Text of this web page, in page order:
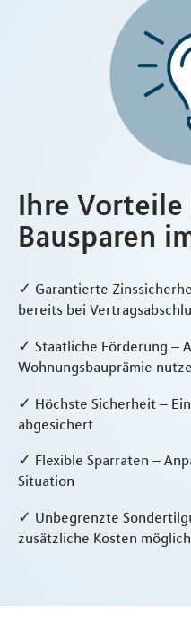
Ihre Vorteile
Bausparen
✓ Garantierte
bereits bei
✓ Staatliche Förderung –
Wohnungsbauprämie
✓ Höchste Sicherheit –
abgesichert
✓ Flexible Sparraten –
Situation
✓ Unbegrenzte
zusätzliche Kosten möglich